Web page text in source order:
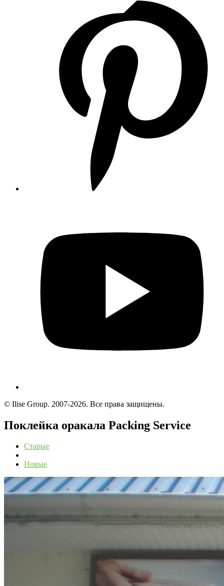
© Ilise Group. 2007-2026. Все права защищены.
Поклейка оракала Packing Service
Старые
Новые